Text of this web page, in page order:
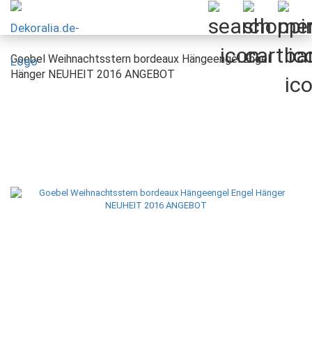
Goebel Weihnachtsstern bordeaux Hängeengel Engel
Hänger NEUHEIT 2016 ANGEBOT